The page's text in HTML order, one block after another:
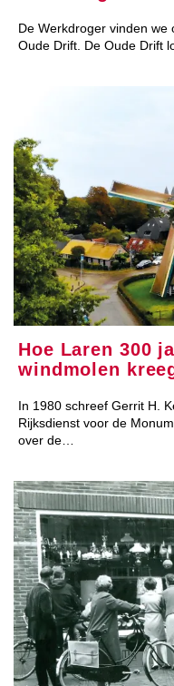
De Werkdroger vinden
Oude Drift. De Oude Drift
Hoe Laren 300
windmolen
In 1980 schreef Gerrit H.
Rijksdienst voor de
over de…